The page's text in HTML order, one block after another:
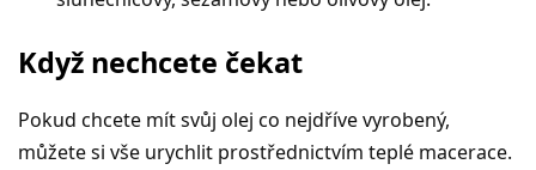
Když nechcete čekat
Pokud chcete mít svůj olej co nejdříve vyrobený,
můžete si vše urychlit prostřednictvím teplé macerace.